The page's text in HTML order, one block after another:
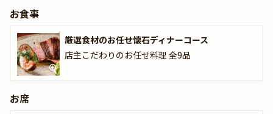
店内はカウンター席とテーブル席を合わせた12席のみ。わずか10坪
ながら、高天井とヨーロッパ風の板張り床が、洗練された雰囲気を
醸し出します。落ち着いた空間で、料理人が一品ずつ丁寧に仕上げ
た料理を堪能でき、静かで贅沢な時間を過ごすことができます。
さらに本プランでは、有料オプションで、アニバーサリーにぴった
りな花束・ギフト・カスタマイズ可能なメッセージカードなどをお
お食事
厳選食材のお任せ懐石ディナーコース
店主こだわりのお任せ料理 全9品
お席